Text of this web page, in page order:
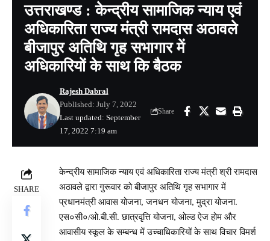
उत्तराखण्ड : केन्द्रीय सामाजिक न्याय एवं
अधिकारिता राज्य मंत्री रामदास अठावले
बीजापुर अतिथि गृह सभागार में
अधिकारियों के साथ कि बैठक
Last updated: September
17, 2022 7:19 am
Rajesh Dabral
Published: July 7, 2022
Share
SHARE
केन्द्रीय सामाजिक न्याय एवं अधिकारिता राज्य मंत्री श्री रामदास
अठावले द्वारा गुरूवार को बीजापुर अतिथि गृह सभागार में
प्रधानमंत्री आवास योजना, जनधन योजना, मुद्रा योजना.
एस०सी०/ओ.बी.सी. छात्रवृत्ति योजना, ओल्ड ऐज होम और
आवासीय स्कूल के सम्बन्ध में उच्चाधिकारियों के साथ विचार विमर्श